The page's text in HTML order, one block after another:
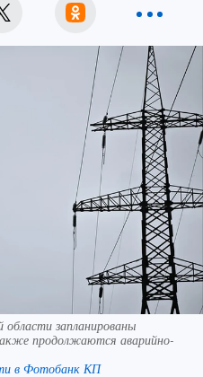
запланированы
продолжаются аварийно-
в Фотобанк КП